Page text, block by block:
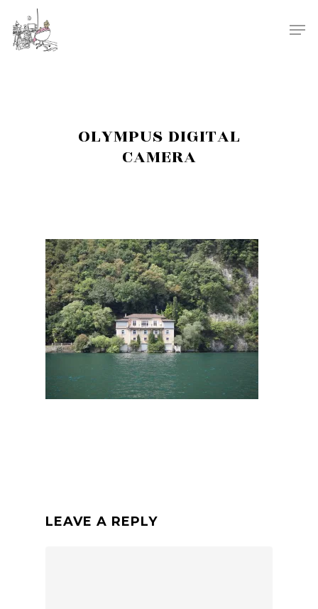
OLYMPUS DIGITAL
CAMERA
LEAVE A REPLY